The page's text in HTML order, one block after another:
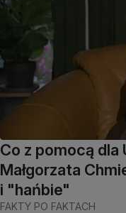
Co z pomocą
Małgorzata
i "hańbie"
FAKTY PO FAKTACH